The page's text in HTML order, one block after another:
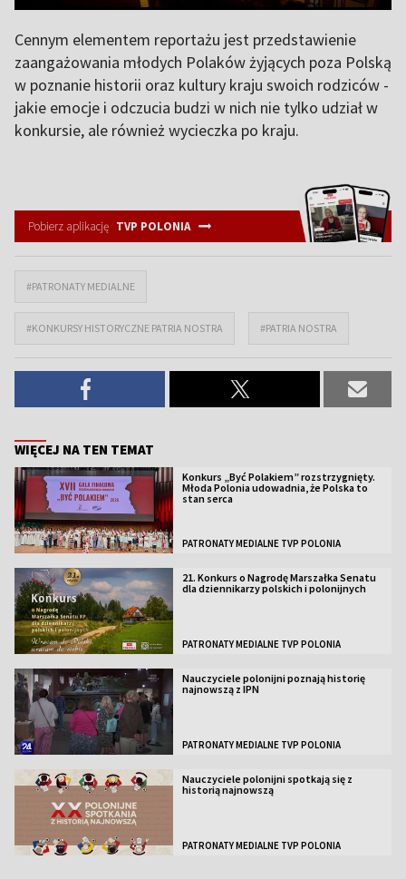
Cennym elementem reportażu jest przedstawienie
zaangażowania młodych Polaków żyjących poza Polską
w poznanie historii oraz kultury kraju swoich rodziców -
jakie emocje i odczucia budzi w nich nie tylko udział w
konkursie, ale również wycieczka po kraju.
Pobierz aplikację TVP POLONIA
#PATRONATY MEDIALNE
#KONKURSY HISTORYCZNE PATRIA NOSTRA #PATRIA NOSTRA
WIĘCEJ NA TEN TEMAT
Konkurs „Być Polakiem” rozstrzygnięty.
Młoda Polonia udowadnia, że Polska to
stan serca
PATRONATY MEDIALNE TVP POLONIA
21. Konkurs o Nagrodę Marszałka Senatu
dla dziennikarzy polskich i polonijnych
PATRONATY MEDIALNE TVP POLONIA
Nauczyciele polonijni poznają historię
najnowszą z IPN
PATRONATY MEDIALNE TVP POLONIA
Nauczyciele polonijni spotkają się z
historią najnowszą
PATRONATY MEDIALNE TVP POLONIA